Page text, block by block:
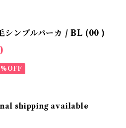
ンプルパーカ / BL (00 )
shipping available